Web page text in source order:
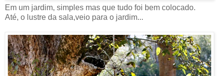
Em um jardim, simples mas que tudo foi bem colocado.
Até, o lustre da sala,veio para o jardim...